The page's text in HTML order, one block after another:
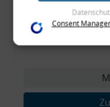
im Rahmen Ihrer
(bspw. Nutzungsdaten
Nutzung von
widerrufen, indem
unten klicken und
Speichern von oder
Consent